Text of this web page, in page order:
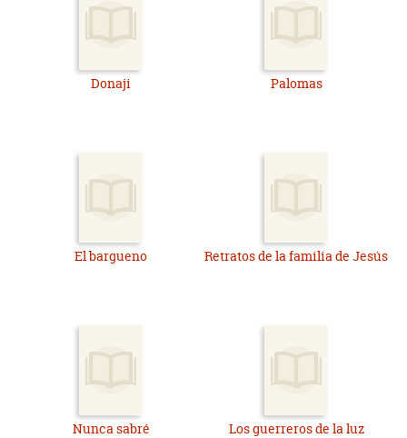
Donaji Palomas
El bargueno Retratos de la familia de Jesús
Nunca sabré Los guerreros de la luz